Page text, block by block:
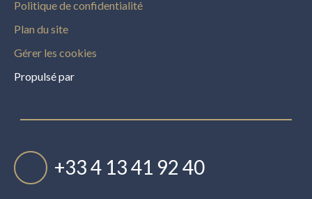
Politique de confidentialité
Plan du site
Gérer les cookies
Propulsé par
+33 4 13 41 92 40